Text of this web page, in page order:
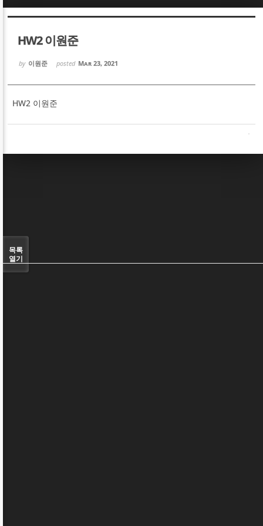
HW2 이원준
by 이원준 posted Mar 23, 2021
HW2 이원준
목록
열기
Sketchbook5, 스케치북5
Sketchbook5, 스케치북5
Sketchbook5, 스케치북5
Sketchbook5, 스케치북5